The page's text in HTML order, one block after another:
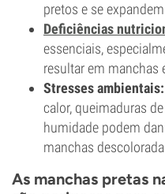
pretos e se
Deficiências
essenciais,
resultar em manchas
Stresses ambientais:
calor, queimaduras
humidade podem
manchas
As manchas pretas